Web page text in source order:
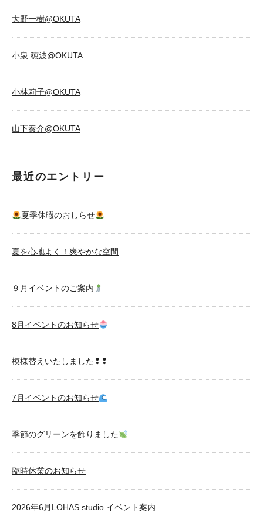
大野一樹@OKUTA
小泉 穂波@OKUTA
小林莉子@OKUTA
山下奏介@OKUTA
最近のエントリー
夏季休暇のおしらせ
夏を心地よく！爽やかな空間
９月イベントのご案内
8月イベントのお知らせ
模様替えいたしました❢❢
7月イベントのお知らせ
季節のグリーンを飾りました
臨時休業のお知らせ
2026年6月LOHAS studio イベント案内